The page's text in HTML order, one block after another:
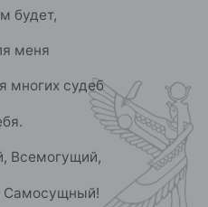
будет,
меня
многих судеб
Всемогущий,
Самосущный!